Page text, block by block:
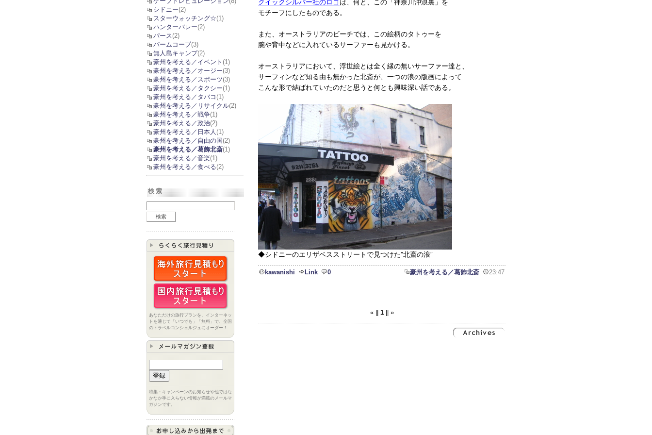
クイックシルバー社のロゴは、何と、この「神奈川沖浪裏」を
モチーフにしたものである。
また、オーストラリアのビーチでは、この絵柄のタトゥーを
腕や背中などに入れているサーファーも見かける。
オーストラリアにおいて、浮世絵とは全く縁の無いサーファー達と、
サーフィンなど知る由も無かった北斎が、一つの浪の版画によって
こんな形で結ばれていたのだと思うと何とも興味深い話である。
◆シドニーのエリザベスストリートで見つけた”北斎の浪”
kawanishi Link 0 豪州を考える／葛飾北斎 23:47
« || 1|| »
シドニー(2)
スターウォッチング☆(1)
ハンターバレー(2)
パース(2)
パームコーブ(3)
無人島キャンプ(2)
豪州を考える／イベント (1)
豪州を考える／オージー(3)
豪州を考える／スポーツ(3)
豪州を考える／タクシー(1)
豪州を考える／タバコ (1)
豪州を考える／リサイクル(2)
豪州を考える／戦争(1)
豪州を考える／政治(2)
豪州を考える／日本人 (1)
豪州を考える／自由の国 (2)
豪州を考える／葛飾北斎(1)
豪州を考える／音楽(1)
豪州を考える／食べる(2)
検索
あなただけの旅行プランを、インターネッ
トを通じて「いつでも」「無料」で、全国
のトラベルコンシェルジュにオーダー！
特集・キャンペーンのお知らせや他ではな
かなか手に入らない情報が満載のメールマ
ガジンです。